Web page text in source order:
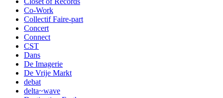
Co-Work
Collectif Faire-part
Concert
Connect
CST
Dans
De Imagerie
De Vrije Markt
debat
delta~wave